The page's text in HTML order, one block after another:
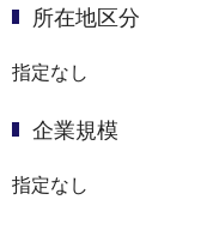
所在地区分
指定なし
企業規模
指定なし